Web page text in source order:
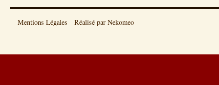
Mentions Légales Réalisé par Nekomeo